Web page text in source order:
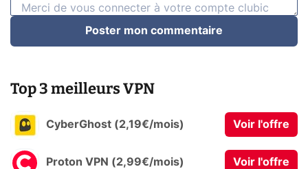
Poster mon commentaire
Top 3 meilleurs VPN
CyberGhost (2,19€/mois) Voir l'offre
Proton VPN (2,99€/mois) Voir l'offre